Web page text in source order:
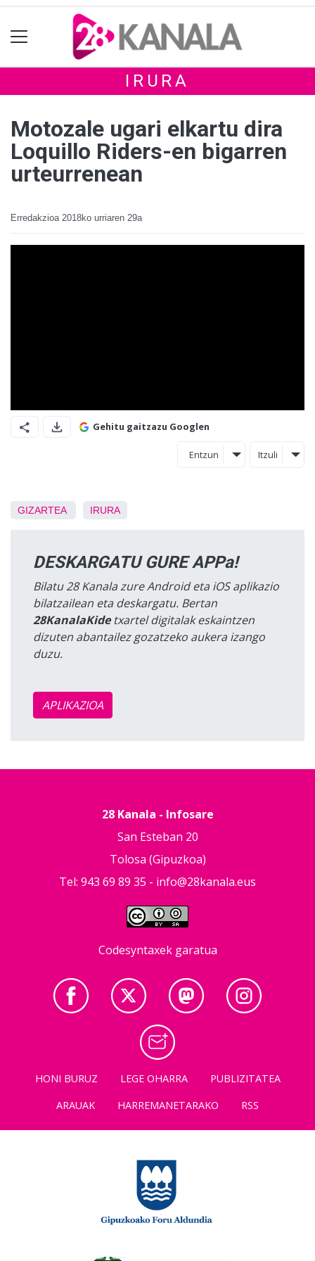
IRURA
Motozale ugari elkartu dira
Loquillo Riders-en bigarren
urteurrenean
Erredakzioa 2018ko urriaren 29a
Gehitu gaitzazu Googlen
Entzun Itzuli
GIZARTEA IRURA
DESKARGATU GURE APPa!
Bilatu 28 Kanala zure Android eta iOS aplikazio
bilatzailean eta deskargatu. Bertan
28KanalaKidetxartel digitalak eskaintzen
dizuten abantailez gozatzeko aukera izango
duzu.
APLIKAZIOA
28 Kanala - Infosare
San Esteban 20
Tolosa (Gipuzkoa)
Tel: 943 69 89 35 - info@28kanala.eus
Codesyntaxek garatua
HONI BURUZ LEGE OHARRA
PUBLIZITATEA
ARAUAK
HARREMANETARAKO RSS